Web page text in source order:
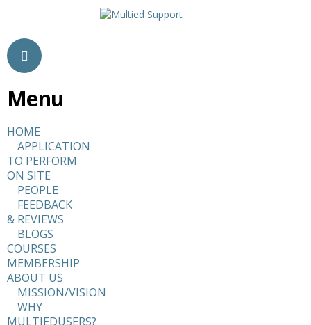
Menu
HOME
APPLICATION
TO PERFORM
ON SITE
PEOPLE
FEEDBACK
& REVIEWS
BLOGS
COURSES
MEMBERSHIP
ABOUT US
MISSION/VISION
WHY
MULTIEDUSERS?